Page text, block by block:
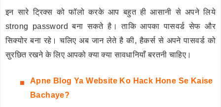
इन सारे ट्रिक्स को फॉलो करके आप बहुत ही आसानी से अपने लिये
strong password बना सकते है। ताकि आपका पासवर्ड सेफ और
सिक्योर बना रहे। चलिए अब जान लेते है की, हैकर्स से अपने पासवर्ड को
सुरछित रखने के लिए आपको क्या क्या सावधानियाँ बरतनी चाहिए।
Apne Blog Ya Website Ko Hack Hone Se Kaise
Bachaye?